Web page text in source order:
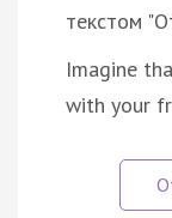
текстом
Imagine
with your